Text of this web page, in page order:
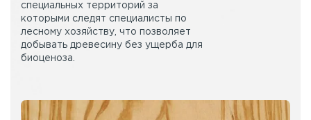
специальных территорий за
которыми следят специалисты по
лесному хозяйству, что позволяет
добывать древесину без ущерба для
биоценоза.